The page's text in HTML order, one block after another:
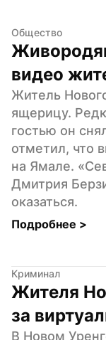
Общество
видео
Житель
ящерицу.
гостью он
отметил, что
на Ямале.
Дмитрия
оказаться.
Подробнее >
Криминал
Жителя
за
В Новом